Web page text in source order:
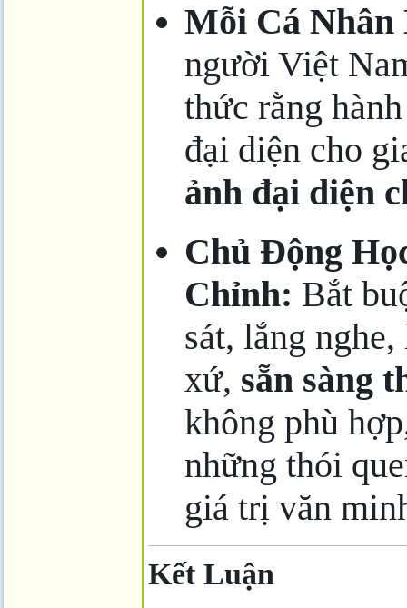
Mỗi Cá
người Việt
thức rằng
đại diện cho
ảnh đại diện
Chủ Động
Chỉnh: Bắt
sát, lắng
xứ, sẵn sàng
không phù
những thói
giá trị văn
Kết Luận